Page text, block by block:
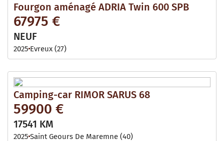
Fourgon aménagé ADRIA Twin 600 SPB
67975 €
NEUF
2025 Evreux (27)
Camping-car RIMOR SARUS 68
59900 €
17541 KM
2025 Saint Geours De Maremne (40)